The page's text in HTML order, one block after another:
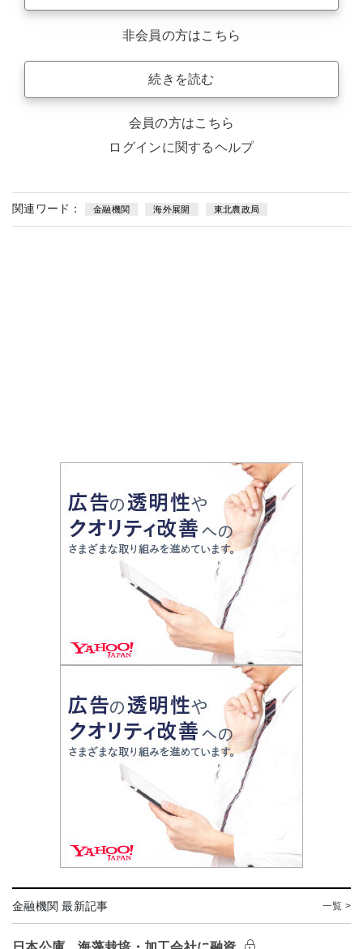
非会員の方はこちら
続きを読む
会員の方はこちら
ログインに関するヘルプ
関連ワード： 金融機関 海外展開 東北農政局
金融機関 最新記事 一覧 >